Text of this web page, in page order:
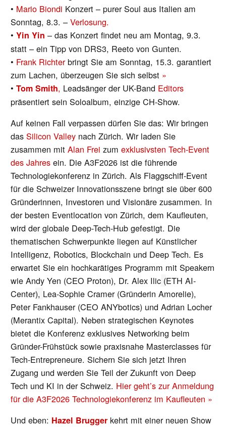
• Mario Biondi Konzert – purer Soul aus Italien am
Sonntag, 8.3. –Verlosung.
•Yin Yin – das Konzert findet neu am Montag, 9.3.
statt – ein Tipp von DRS3, Reeto von Gunten.
• Frank Richterbringt Sie am Sonntag, 15.3. garantiert
zum Lachen, überzeugen Sie sich selbst »
•Tom Smith, Leadsänger der UK-Band Editors
präsentiert sein Soloalbum, einzige CH-Show.
Auf keinen Fall verpassen dürfen Sie das: Wir bringen
dasSilicon Valley nach Zürich. Wir laden Sie
zusammen mitAlan Frei zumexklusivsten Tech-Event
des Jahres ein. Die A3F2026 ist die führende
Technologiekonferenz in Zürich. Als Flaggschiff-Event
für die Schweizer Innovationsszene bringt sie über 600
Gründerinnen, Investoren und Visionäre zusammen. In
der besten Eventlocation von Zürich, dem Kaufleuten,
wird der globale Deep-Tech-Hub gefestigt. Die
thematischen Schwerpunkte liegen auf Künstlicher
Intelligenz, Robotics, Blockchain und Deep Tech. Es
erwartet Sie ein hochkarätiges Programm mit Speakern
wie Andy Yen (CEO Proton), Dr. Alex Ilic (ETH AI-
Center), Lea-Sophie Cramer (Gründerin Amorelie),
Peter Fankhauser (CEO ANYbotics) und Adrian Locher
(Merantix Capital). Neben strategischen Keynotes
bietet die Konferenz exklusives Networking beim
Gründer-Frühstück sowie praxisnahe Masterclasses für
Tech-Entrepreneure. Sichern Sie sich jetzt Ihren
Zugang und werden Sie Teil der Zukunft von Deep
Tech und KI in der Schweiz. Hier geht’s zur Anmeldung
für die A3F2026 Technologiekonferenz im Kaufleuten »
Und eben: Hazel Brugger kehrt mit einer neuen Show